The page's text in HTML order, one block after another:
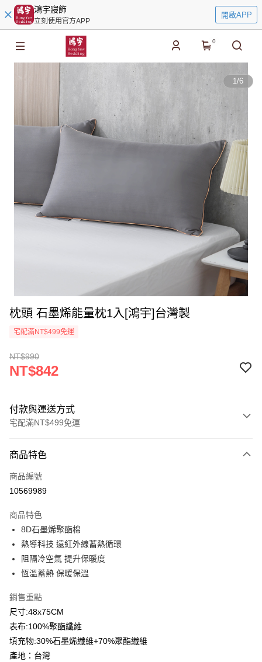
鴻宇寢飾
立刻使用官方APP
開啟APP
0
1/6
枕頭 石墨烯能量枕1入[鴻宇]台灣製
宅配滿NT$499免運
NT$990
NT$842
付款與運送方式
宅配滿NT$499免運
信用卡一次付款
LINE Pay
悠遊付
Google Pay
AFTEE先享後付
【關於「AFTEE先享後付」】
AFTEE先享後付是「在收到商品之後才付款」的支付方式。 讓您購物簡單
便利好安心！
１．簡單：不需註冊會員、不需綁卡、不需儲值。
２．便利：只要手機號碼，簡訊認證，即可結帳。
３．安心：先確認商品／服務後，再付款。
ATM付款
宅配
商品特色
商品編號
10569989
商品特色
8D石墨烯聚酯棉
熱導科技 遠紅外線蓄熱循環
阻隔冷空氣 提升保暖度
恆溫蓄熱 保暖保溫
銷售重點
尺寸:48x75CM
表布:100%聚酯纖維
填充物:30%石墨烯纖維+70%聚酯纖維
產地：台灣